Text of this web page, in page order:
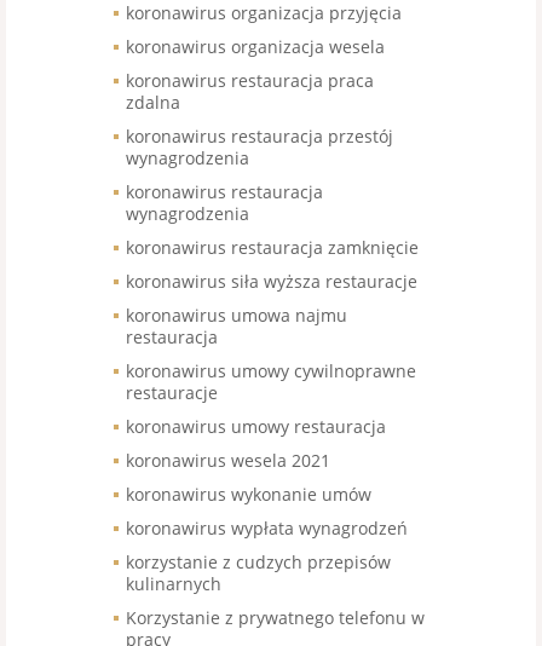
koronawirus organizacja przyjęcia
koronawirus organizacja wesela
koronawirus restauracja praca
zdalna
koronawirus restauracja przestój
wynagrodzenia
koronawirus restauracja
wynagrodzenia
koronawirus restauracja zamknięcie
koronawirus siła wyższa restauracje
koronawirus umowa najmu
restauracja
koronawirus umowy cywilnoprawne
restauracje
koronawirus umowy restauracja
koronawirus wesela 2021
koronawirus wykonanie umów
koronawirus wypłata wynagrodzeń
korzystanie z cudzych przepisów
kulinarnych
Korzystanie z prywatnego telefonu w
pracy